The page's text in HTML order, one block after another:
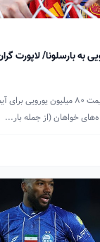
یورویی به بارسلونا/
باشگاه بیلبائو با اعلام قیمت ۸۰
خواهان (از جمله بار...